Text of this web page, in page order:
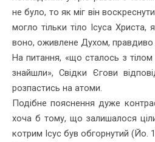
не було, то як міг він
могло тільки тіло Ісуса
воно, оживлене Духом, правдиво
На питання, «що сталось з тілом
знайшли», Свідки Єгови
розпастись на атоми.
Подібне пояснення дуже
хоча б тому, що залишалося
котрим Ісус був обгорнутий (Йо.